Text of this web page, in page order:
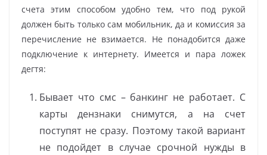
счета этим способом удобно тем, что под рукой
должен быть только сам мобильник, да и комиссия за
перечисление не взимается. Не понадобится даже
подключение к интернету. Имеется и пара ложек
дегтя:
Бывает что смс – банкинг не работает. С
карты дензнаки снимутся, а на счет
поступят не сразу. Поэтому такой вариант
не подойдет в случае срочной нужды в